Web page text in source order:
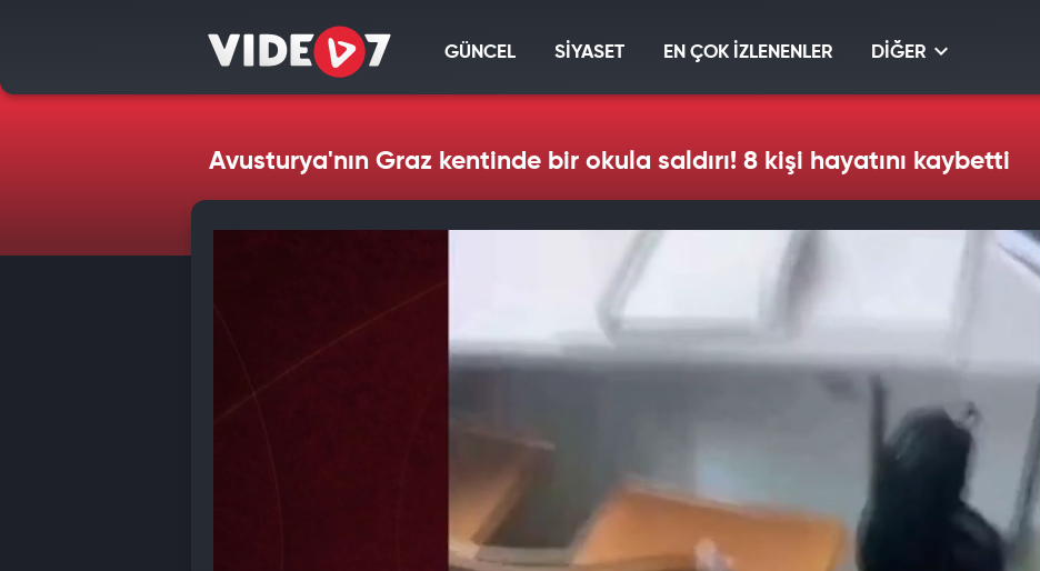
GÜNCEL SİYASET EN ÇOK İZLENENLER DİĞER
Avusturya'nın Graz kentinde bir okula saldırı! 8 kişi hayatını kaybetti